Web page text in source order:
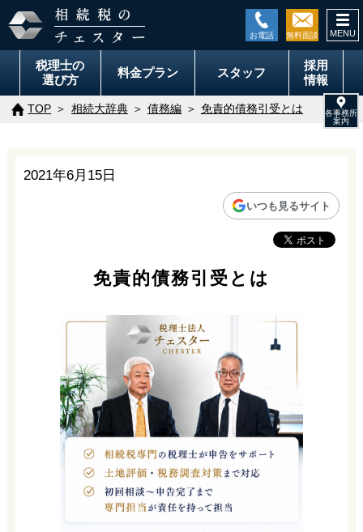
税理士の
選び方
料金プラン スタッフ
採用
情報
TOP 相続大辞典 債務編 免責的債務引受とは
2021年6月15日
いつも見るサイト
免責的債務引受とは